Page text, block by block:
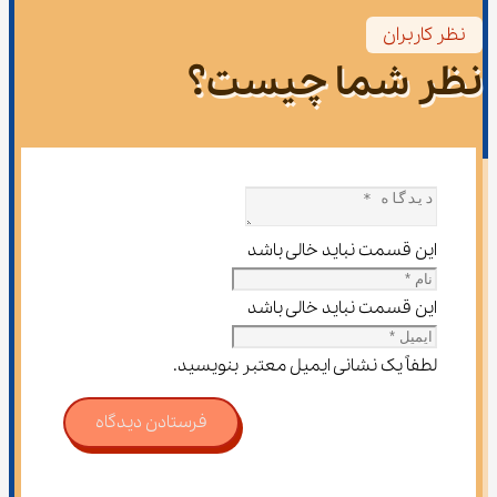
نظر کاربران
نظر شما چیست؟
این قسمت نباید خالی باشد
این قسمت نباید خالی باشد
لطفاً یک نشانی ایمیل معتبر بنویسید.
فرستادن دیدگاه